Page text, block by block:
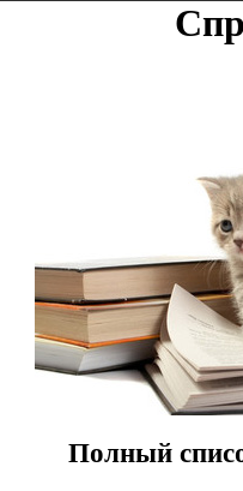
Полный